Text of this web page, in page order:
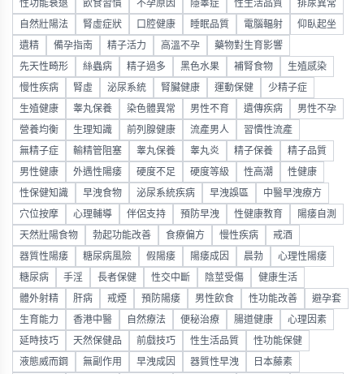
性功能衰退 飲食習慣 不孕原因 隱睾症 性生活品質 排尿異常
自然壯陽法 腎虛症狀 口腔健康 睡眠品質 電腦輻射 仰臥起坐
遺精 備孕指南 精子活力 高溫不孕 藥物對生育影響
先天性畸形 絲蟲病 精子過多 黑色水果 補腎食物 生殖感染
慢性疾病 腎虛 泌尿系統 腎臟健康 運動保健 少精子症
生殖健康 睾丸保養 染色體異常 男性不育 遺傳疾病 男性不孕
營養均衡 生理知識 前列腺健康 流產男人 習慣性流產
無精子症 輸精管阻塞 睾丸保養 睾丸炎 精子保養 精子品質
男性健康 外遇性陽痿 硬度不足 硬度等級 性高潮 性健康
性保健知識 早洩食物 泌尿系統疾病 早洩誤區 中醫早洩療方
穴位按摩 心理輔導 伴侶支持 預防早洩 性健康教育 陽痿自測
天然壯陽食物 勃起功能改善 食療偏方 慢性疾病 戒酒
器質性陽痿 糖尿病風險 假陽痿 陽痿成因 晨勃 心理性陽痿
糖尿病 手淫 長者保健 性交中斷 陰莖受傷 健康生活
體外射精 肝病 戒煙 預防陽痿 男性飲食 性功能改善 避孕套
生育能力 香港中醫 自然療法 便秘治療 腸道健康 心理因素
延時技巧 天然保健品 前戲技巧 性生活品質 性功能保健
液態威而鋼 無副作用 早洩成因 器質性早洩 日本藤素